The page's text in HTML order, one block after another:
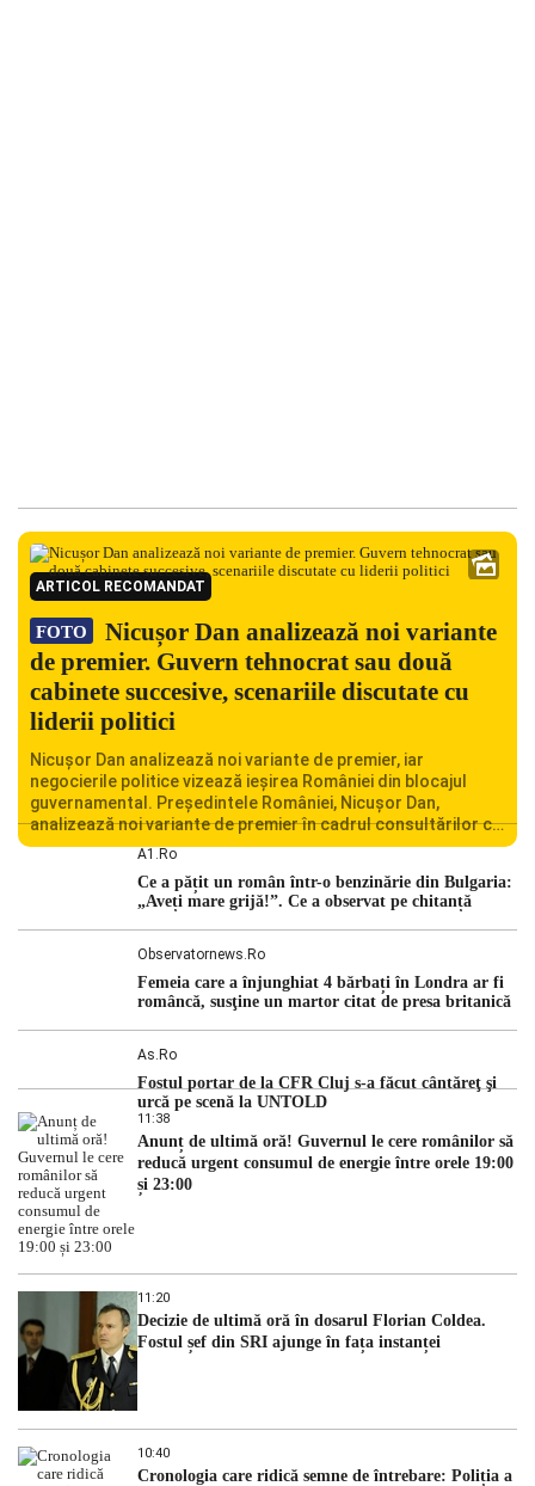
ARTICOL RECOMANDAT
FOTO
Nicușor Dan analizează noi variante
de premier. Guvern tehnocrat sau două
cabinete succesive, scenariile discutate cu
liderii politici
Nicușor Dan analizează noi variante de premier, iar
negocierile politice vizează ieșirea României din blocajul
guvernamental. Președintele României, Nicușor Dan,
analizează noi variante de premier în cadrul consultărilor cu
liderii politici. Ciprian Ciucu vorbește despre scenariul unui
succesive. Nicușor Dan analizează noi variante de premier
România traversează […]
A1.ro
Ce a pățit un român într-o benzinărie din Bulgaria:
„Aveți mare grijă!”. Ce a observat pe chitanță
Observatornews.ro
Femeia care a înjunghiat 4 bărbați în Londra ar fi
româncă, susţine un martor citat de presa britanică
As.ro
Fostul portar de la CFR Cluj s-a făcut cântăreţ şi
urcă pe scenă la UNTOLD
11:38
Anunț de ultimă oră! Guvernul le cere românilor să
reducă urgent consumul de energie între orele 19:00
și 23:00
11:20
Decizie de ultimă oră în dosarul Florian Coldea.
Fostul șef din SRI ajunge în fața instanței
10:40
Cronologia care ridică semne de întrebare: Poliția a